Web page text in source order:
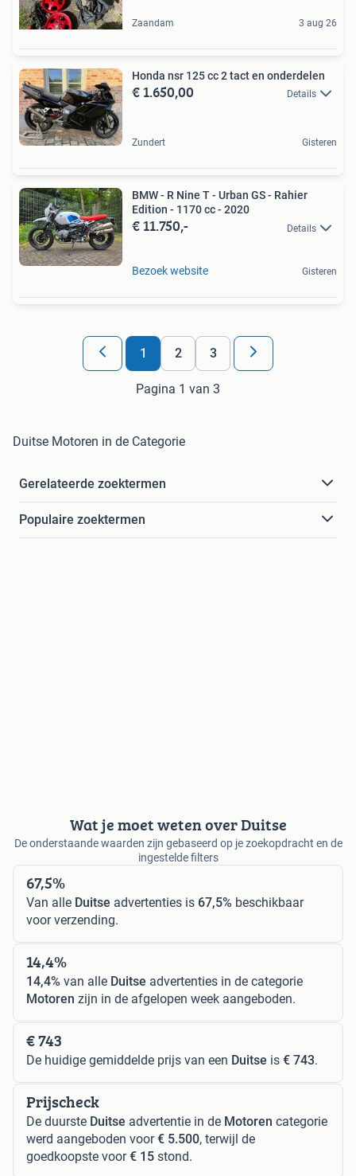
Zaandam 3 aug 26
Honda nsr 125 cc 2 tact en onderdelen
€ 1.650,00 Details
Zundert Gisteren
BMW - R Nine T - Urban GS - Rahier
Edition - 1170 cc - 2020
€ 11.750,- Details
Bezoek website Gisteren
1 2 3
Pagina 1 van 3
Duitse Motoren in de Categorie
Gerelateerde zoektermen
Populaire zoektermen
Wat je moet weten over Duitse
De onderstaande waarden zijn gebaseerd op je zoekopdracht en de
ingestelde filters
67,5%
Van alle Duitse advertenties is 67,5% beschikbaar
voor verzending.
14,4%
14,4% van alle Duitse advertenties in de categorie
Motoren zijn in de afgelopen week aangeboden.
€ 743
De huidige gemiddelde prijs van een Duitse is € 743.
Prijscheck
De duurste Duitse advertentie in de Motoren categorie
werd aangeboden voor€ 5.500, terwijl de
goedkoopste voor€ 15 stond.